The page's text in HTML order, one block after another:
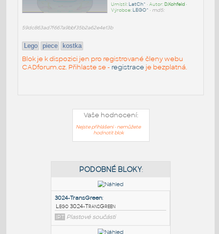
Umístil: LatCh^ • Autor: D.Kohfeld•
Výrobce: LEGO^ • md5:
59dc863ad7f667a9bbf35b2a62e4e13b
Lego piece kostka
Blok je k dispozici jen pro registrované členy webu
CADforum.cz. Přihlaste se - registrace je bezplatná.
Vaše hodnocení:
Nejste přihlášeni - nemůžete
hodnotit blok